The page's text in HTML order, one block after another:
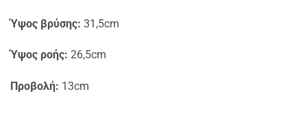
Ύψος βρύσης: 31,5cm
Ύψος ροής: 26,5cm
Προβολή: 13cm